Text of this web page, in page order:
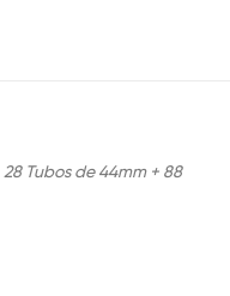
28 Tubos de 44mm + 88